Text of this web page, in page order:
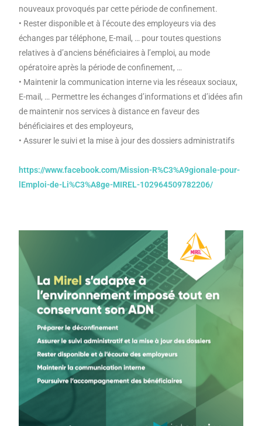
nouveaux provoqués par cette période de confinement.
• Rester disponible et à l’écoute des employeurs via des
échanges par téléphone, E-mail, … pour toutes questions
relatives à d’anciens bénéficiaires à l’emploi, au mode
opératoire après la période de confinement, …
• Maintenir la communication interne via les réseaux sociaux,
E-mail, … Permettre les échanges d’informations et d’idées afin
de maintenir nos services à distance en faveur des
bénéficiaires et des employeurs,
• Assurer le suivi et la mise à jour des dossiers administratifs
https://www.facebook.com/Mission-R%C3%A9gionale-pour-
lEmploi-de-Li%C3%A8ge-MIREL-102964509782206/